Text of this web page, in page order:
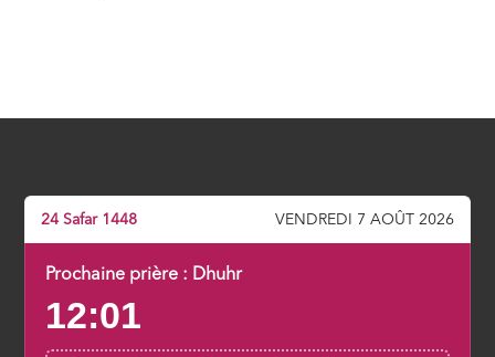
24 Safar 1448 VENDREDI 7 AOÛT 2026
Prochaine prière : Dhuhr
12:01